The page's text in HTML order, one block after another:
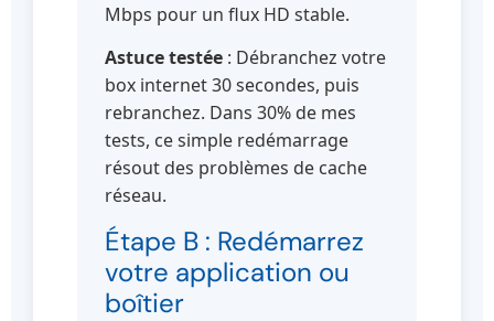
Mbps pour un flux HD stable.
Astuce testée : Débranchez votre
box internet 30 secondes, puis
rebranchez. Dans 30% de mes
tests, ce simple redémarrage
résout des problèmes de cache
réseau.
Étape B : Redémarrez
votre application ou
boîtier